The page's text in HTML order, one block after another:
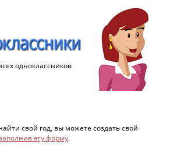
одноклассников
свой год, вы можете создать свой
эту форму.